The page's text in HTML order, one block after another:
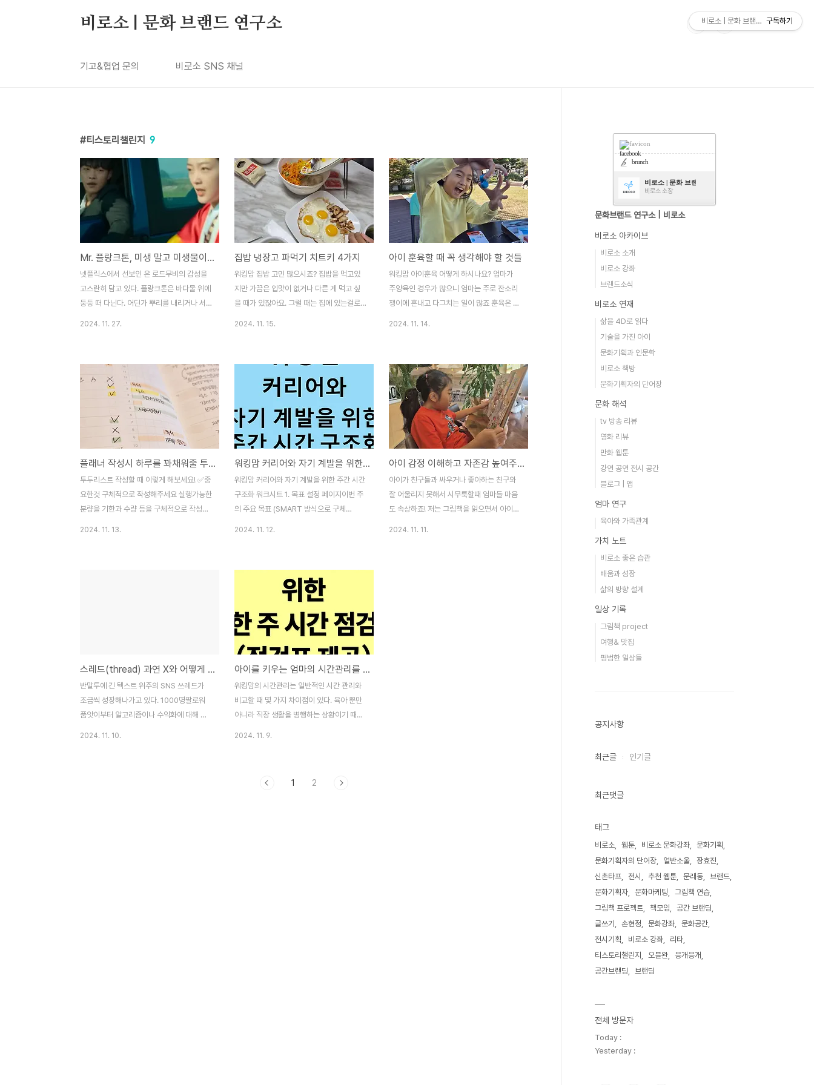
비로소 | 문화 브랜드 연구소
기고&협업 문의 비로소 SNS 채널
티스토리챌린지 9
Mr. 플랑크톤, 미생 말고 미생물이 돼버린 청춘에 대하여
넷플릭스에서 선보인 은 로드무비의 감성을
고스란히 담고 있다. 플랑크톤은 바다물 위에
둥둥 떠 다닌다. 어딘가 뿌리를 내리거나 서
를 끌었던 윤태호의 만화 은 스펙하나 없는
젊은이의 회사적응기를 다뤘었다. 장그래는
흙수저라도 집이 있고 바둑이라는 자기 꿈이
있었다. 생사가 불문명하다는 미생이라지만
완생을 바란다는 점에서 목적이 있고 목표를
세울 수 있었다. 은 존재 자체에 대한 의문으
로 내려간다. 해조와 재미는 아예 흙수저보다
저 아래 밑바닥의 미생물에 견준 청춘의 이야
기를 하는 것이다. 그들에게는 눈씻고 봐도
주변에는 어른이 만들어준 ..
2024. 11. 27.
집밥 냉장고 파먹기 치트키 4가지
워킹맘 집밥 고민 많으시죠? 집밥을 먹고있
지만 가끔은 입맛이 없거나 다른 게 먹고 싶
을 때가 있잖아요. 그럴 때는 집에 있는걸로
활용하면 좋아요. 카레에 들어가는 재료에 따
라 새로운 요리가 만들어지기도 하고 볶음밥
이나 닭볶음탕에 조금씩 향신료처럼 사용해
요. ✅️ 2번 날치알이에요. 요거 바깥 식당에
서 먹으면 날치알 비빔밥 아이 메뉴로 6천원
에서 만원가까이 받잖아요. 소분된 날치알 냉
동실에 두었다가 10분 정도 미리 꺼내두면
잘 녹아요 김치다진것 단무지 다진것이랑 참
기름 넣고 비비면 꿀맛이죠. ✅️ 3번 멸치육수
코인이에요. 멸..
2024. 11. 15.
아이 훈육할 때 꼭 생각해야 할 것들
워킹맘 아이훈육 어떻게 하시나요? 엄마가
주양육인 경우가 많으니 엄마는 주로 잔소리
쟁이에 혼내고 다그치는 일이 많죠 훈육은 아
지고 왔어요. '나는 엄마만 보면 행복해'😍 혼
나고나서 사랑고백이라니요! 다람쥐 토끼라
고해서 귀엽고 긍정적인 마음도 잘 전해졌답
니다. 괜히 티비보는것 먹는것 되돌아보게도
되고 아이가 더 어른스럽기도하고 감동이었
어요. 아이가 마음으로 엄마아빠의 조언과 가
르침을 받아들이는 것에 대해 다시 생각했어
요. ✅️기분이 태도가 되지않는지 ✅️ 훈육의
방식이 맞는지 ✅️ 아이 잘못의 크기에 비해
과도하게 혼내고 있지는 않는지 하고..
2024. 11. 14.
플래너 작성시 하루를 꽈채워줄 투두 리스트에 들어가야 할 3가지
투두리스트 작성할 때 이렇게 해보세요! ✅️중
요한것 구체적으로 작성해주세요 실행가능한
분량을 기한과 수량 등을 구체적으로 작성해
스트레스 받지 않기로 해요! 보람있고 뿌듯한
하루 만들어봐요! @biroso_happymap
2024. 11. 13.
워킹맘 커리어와 자기 계발을 위한 주간 시간 구조화 워크시트
워킹맘 커리어와 자기 계발을 위한 주간 시간
구조화 워크시트 1. 목표 설정 페이지이번 주
의 주요 목표 (SMART 방식으로 구체
가?Relevant (관련성): 커리어와 자기 계발
에 어떻게 기여하는가?Time-bound (시간
한정): 목표 달성 기한은 언제인가?예시: “일
주일에 세 번, 30분씩 마케팅 관련 온라인 강
의를 수강하고, 이를 토대로 한 메모 정리를
마친다.”2. 주간 시간 할애 계획표각 카테고
리에 맞춰 일주일 동안 할애할 시간을 계획한
다. 아래 표에 각 활동의 예상 시간을 적어 균
형을 맞춘다.카테..
2024. 11. 12.
아이 감정 이해하고 자존감 높여주는 그림책 추천
아이가 친구들과 싸우거나 좋아하는 친구와
잘 어울리지 못해서 시무룩할때 엄마들 마음
도 속상하죠! 저는 그림책을 읽으면서 아이가
2024. 11. 11.
스레드(thread) 과연 X와 어떻게 차별점을 가질까
반말투에 긴 텍스트 위주의 SNS 쓰레드가
조금씩 성장해나가고 있다. 1000명팔로워
품앗이부터 알고리즘이나 수익화에 대해 이
2024. 11. 10.
아이를 키우는 엄마의 시간관리를 위한 한 주 시간 점검(점검표 제공)
워킹맘의 시간관리는 일반적인 시간 관리와
비교할 때 몇 가지 차이점이 있다. 육아 뿐만
아니라 직장 생활을 병행하는 상황이기 때문
고 언젠가는 그러한 기회를 가지게 될 것이므
2024. 11. 9.
1 2
facebook
brunch
비로소 | 문화 브랜드 연구소
비로소 소장
문화브랜드 연구소 | 비로소
비로소 아카이브
비로소 소개
비로소 강좌
브랜드소식
비로소 연재
삶을 4D로 읽다
기술을 가진 아이
문화기획과 인문학
비로소 책방
문화기획자의 단어장
문화 해석
tv 방송 리뷰
영화 리뷰
만화 웹툰
강연 공연 전시 공간
블로그 | 앱
엄마 연구
육아와 가족관계
가치 노트
비로소 좋은 습관
배움과 성장
삶의 방향 설계
일상 기록
그림책 project
여행& 맛집
평범한 일상들
공지사항
최근글 인기글
최근댓글
태그
비로소 웹툰 비로소 문화강좌
문화기획
문화기획자의 단어장
얼반소울
장효진
신촌타프
전시 추천 웹툰 문래동
브랜드
문화기획자
문화마케팅
그림책 연습
그림책 프로젝트
책모임
공간 브랜딩
글쓰기
손현정 문화강좌
문화공간
전시기획
비로소 강좌
리타
티스토리챌린지
오블완
응개응개
공간브랜딩
브랜딩
전체 방문자
Today :
Yesterday :
비로소 | 문화 브랜드 연구소
구독하기